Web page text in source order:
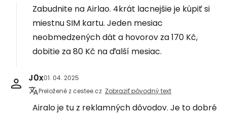
Zabudnite na Airlao. 4krát lacnejšie je kúpiť si
miestnu SIM kartu. Jeden mesiac
neobmedzených dát a hovorov za 170 Kč,
dobitie za 80 Kč na ďalší mesiac.
J0x01. 04. 2025
Preložené z cestee.cz Zobraziť pôvodný text
Airalo je tu z reklamných dôvodov. Je to dobré